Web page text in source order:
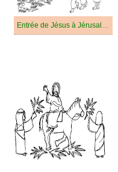
Entrée de Jésus à Jérusalem